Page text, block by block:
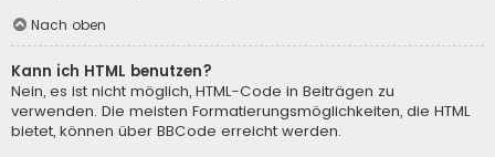
Nach oben
Kann ich HTML benutzen?
Nein, es ist nicht möglich, HTML-Code in Beiträgen zu
verwenden. Die meisten Formatierungsmöglichkeiten, die HTML
bietet, können über BBCode erreicht werden.